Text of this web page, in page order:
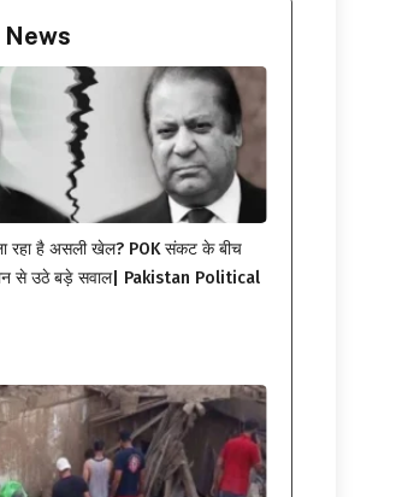
रहा है असली खेल? POK संकट के बीच
से उठे बड़े सवाल| Pakistan Political